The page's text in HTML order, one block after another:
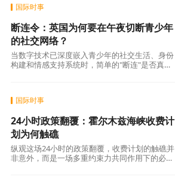
国际时事
断连令：英国为何要在午夜切断青少年
的社交网络？
当数字技术已深度嵌入青少年的社交生活、身份
构建和情感支持系统时，简单的"断连"是否真的
国际时事
24小时政策翻覆：霍尔木兹海峡收费计
划为何触礁
纵观这场24小时的政策翻覆，收费计划的触礁并
非意外，而是一场多重约束力共同作用下的必然